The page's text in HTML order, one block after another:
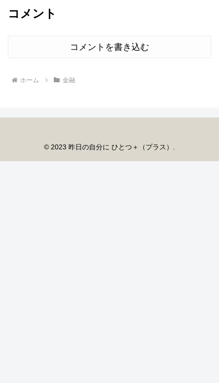
コメント
コメントを書き込む
ホーム 金融
© 2023 昨日の自分に ひとつ＋（プラス）.